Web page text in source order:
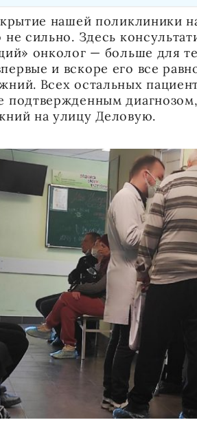
нашей поликлиники
не сильно. Здесь
онколог — больше для
и вскоре его все
Всех остальных
подтвержденным диагнозом,
на улицу Деловую.